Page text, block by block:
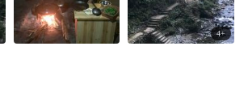
停
急，哗啦啦的声音越来越大，偶然可以见到
瑶寨，那里只有12户人家，属于一个小村
不知道具体是指哪一条沟，除了这一条流
4+